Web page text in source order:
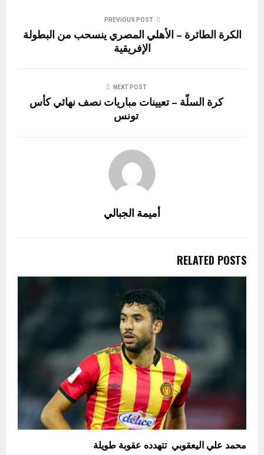
PREVIOUS POST
الكرة الطائرة – الأهلي المصري ينسحب من البطولة
الإفريقية
NEXT POST
كرة السلّة – تعيينات مباريات نصف نهائي كأس
تونس
أميمة الجبالي
RELATED POSTS
محمد علي اليعقوبي تتهدده عقوبة طويلة